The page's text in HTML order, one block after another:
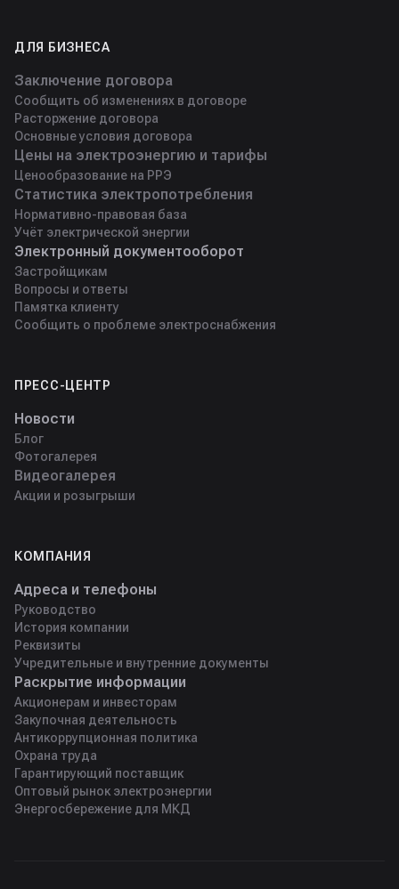
ДЛЯ БИЗНЕСА
Заключение договора
Сообщить об изменениях в договоре
Расторжение договора
Основные условия договора
Цены на электроэнергию и тарифы
Ценообразование на РРЭ
Статистика электропотребления
Нормативно-правовая база
Учёт электрической энергии
Электронный документооборот
Застройщикам
Вопросы и ответы
Памятка клиенту
Сообщить о проблеме электроснабжения
ПРЕСС-ЦЕНТР
Новости
Блог
Фотогалерея
Видеогалерея
Акции и розыгрыши
КОМПАНИЯ
Адреса и телефоны
Руководство
История компании
Реквизиты
Учредительные и внутренние документы
Раскрытие информации
Акционерам и инвесторам
Закупочная деятельность
Антикоррупционная политика
Охрана труда
Гарантирующий поставщик
Оптовый рынок электроэнергии
Энергосбережение для МКД